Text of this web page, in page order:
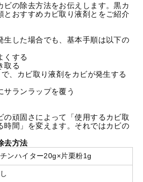
ビの除去方法をお伝えします。黒カ
とおすすめカビ取り液剤とをご紹介
生した場合でも、基本手順は以下の
くする
取る
、カビ取り液剤をカビが発生する
サランラップを覆う
の頑固さによって「使用するカビ取
時間」を変えます。それではカビの
去方法
ンハイター20g×片栗粉1g